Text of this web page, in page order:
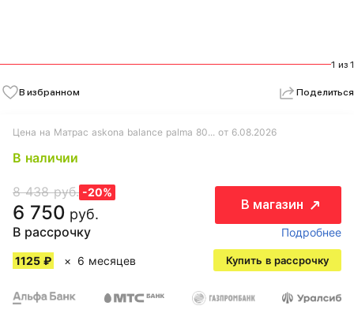
1 из 1
В избранном Поделиться
Цена на Матрас askona balance palma 80... от 6.08.2026
В наличии
8 438 руб. -20%
6 750 руб.
В магазин
В рассрочку Подробнее
1125 ₽ 6 месяцев Купить в рассрочку